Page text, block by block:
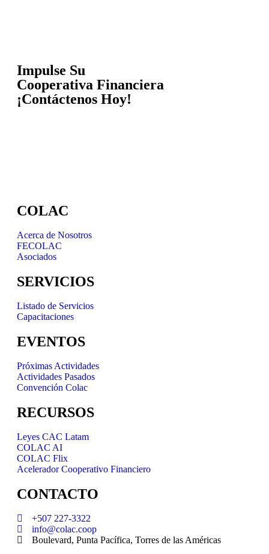
Impulse Su
Cooperativa Financiera
¡Contáctenos Hoy!
COLAC
Acerca de Nosotros
FECOLAC
Asociados
SERVICIOS
Listado de Servicios
Capacitaciones
EVENTOS
Próximas Actividades
Actividades Pasados
Convención Colac
RECURSOS
Leyes CAC Latam
COLAC AI
COLAC Flix
Acelerador Cooperativo Financiero
CONTACTO
+507 227-3322
info@colac.coop
Boulevard, Punta Pacífica, Torres de las Américas